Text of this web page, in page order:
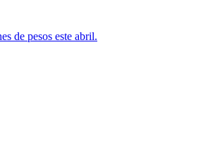
de pesos este abril.